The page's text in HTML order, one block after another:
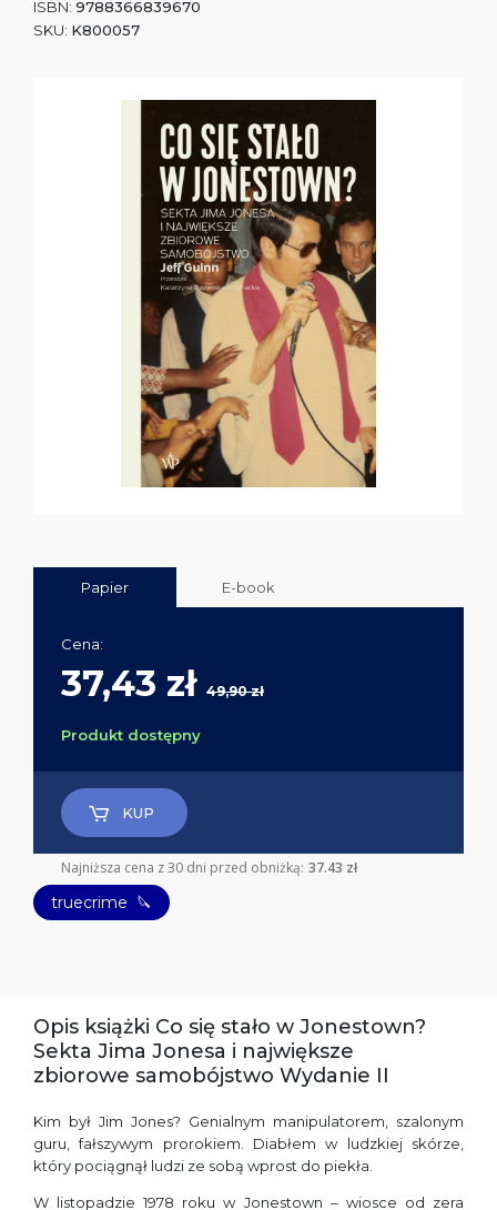
ISBN: 9788366839670
SKU: K800057
Papier E-book
Cena:
37,43 zł 49,90 zł
Produkt dostępny
KUP
Najniższa cena z 30 dni przed obniżką: 37.43 zł
truecrime 🔪
Opis książki Co się stało w Jonestown?
Sekta Jima Jonesa i największe
zbiorowe samobójstwo Wydanie II
Kim był Jim Jones? Genialnym manipulatorem, szalonym
guru, fałszywym prorokiem. Diabłem w ludzkiej skórze,
który pociągnął ludzi ze sobą wprost do piekła.
W listopadzie 1978 roku w Jonestown – wiosce od zera